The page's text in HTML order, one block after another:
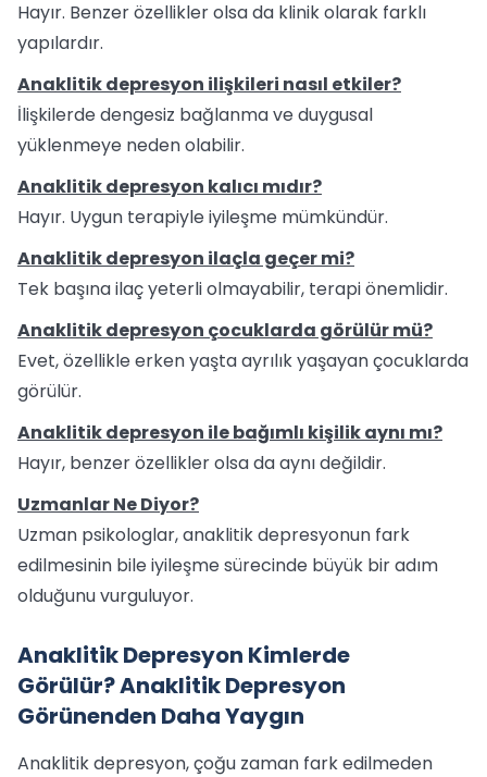
Hayır. Benzer özellikler olsa da klinik olarak farklı
yapılardır.
Anaklitik depresyon ilişkileri nasıl etkiler?
İlişkilerde dengesiz bağlanma ve duygusal
yüklenmeye neden olabilir.
Anaklitik depresyon kalıcı mıdır?
Hayır. Uygun terapiyle iyileşme mümkündür.
Anaklitik depresyon ilaçla geçer mi?
Tek başına ilaç yeterli olmayabilir, terapi önemlidir.
Anaklitik depresyon çocuklarda görülür mü?
Evet, özellikle erken yaşta ayrılık yaşayan çocuklarda
görülür.
Anaklitik depresyon ile bağımlı kişilik aynı mı?
Hayır, benzer özellikler olsa da aynı değildir.
Uzmanlar Ne Diyor?
Uzman psikologlar, anaklitik depresyonun fark
edilmesinin bile iyileşme sürecinde büyük bir adım
olduğunu vurguluyor.
Anaklitik Depresyon Kimlerde
Görülür? Anaklitik Depresyon
Görünenden Daha Yaygın
Anaklitik depresyon, çoğu zaman fark edilmeden